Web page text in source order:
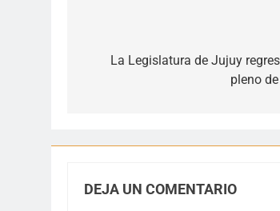
La Legislatura de Jujuy
pleno
DEJA UN COMENTARIO